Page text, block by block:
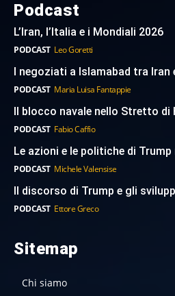
Podcast
L’Iran, l’Italia e i Mondiali 2026
PODCAST Leo Goretti
I negoziati a Islamabad tra
PODCAST Maria Luisa Fantappie
Il blocco navale nello Stretto di
PODCAST Fabio Caffio
Le azioni e le politiche di
PODCAST Michele Valensise
Il discorso di Trump e gli
PODCAST Ettore Greco
Sitemap
Chi siamo